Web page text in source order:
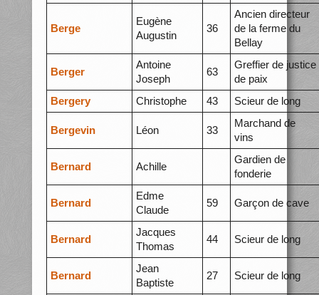
Berge
Eugène
Augustin
36
Ancien directeur
de la ferme du
Bellay
Berger
Antoine
Joseph
63
Greffier de justice
de paix
Bergery
Christophe 43 Scieur de long
Bergevin Léon 33
Marchand de
vins
Bernard Achille
Gardien de
fonderie
Bernard
Edme
Claude
59 Garçon de cave
Bernard
Jacques
Thomas
44 Scieur de long
Bernard
Jean
Baptiste
27 Scieur de long